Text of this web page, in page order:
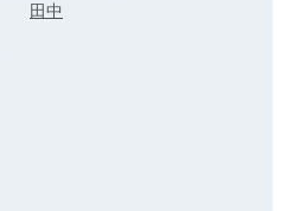
田中